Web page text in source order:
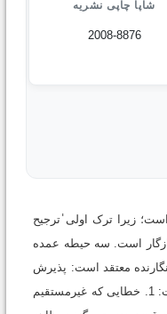
شاپا چاپی نشریه
2008-8876
زیرا ترک اولی̍ ترجیح
است. سه حیطه عمده
از خطا در امور غیردینی. نگارنده معتقد است: پذیرش
و اقامه دلیل برای دو حیطه نخست قطعاً با پذیرش ترک اولی̍̍ منافاتی ندارد. حیطه سوم عصمت بر دو قسم است: 1. خطایی که غیرمستقیم